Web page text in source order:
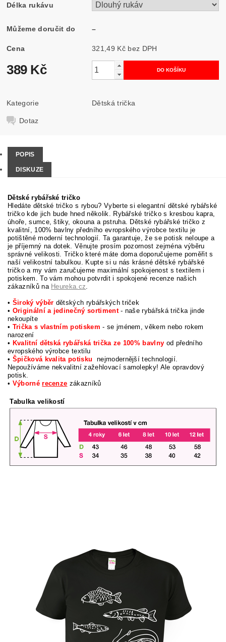
Délka rukávu
Můžeme doručit do –
Cena 321,49 Kč bez DPH
389 Kč
Kategorie Dětská trička
Dotaz
POPIS
DISKUZE
Dětské rybářské tričko
Hledáte dětské tričko s rybou? Vyberte si elegantní dětské rybářské
tričko kde jich bude hned několik. Rybářské tričko s kresbou kapra,
úhoře, sumce, štiky, okouna a pstruha. Dětské rybářské tričko z
kvalitní, 100% bavlny předního evropského výrobce textilu je
potištěné moderní technologií. Ta garantuje, že se potisk neloupe a
je příjemný na dotek. Věnujte prosím pozornost zejména výběru
správné velikosti. Tričko které máte doma doporučujeme poměřit s
naší velikostní tabulkou. Kupte si u nás krásné dětské rybářské
tričko a my vám zaručujeme maximální spokojenost s textilem i
potiskem. To vám mohou potvrdit i spokojené recenze našich
zákazníků na Heureka.cz.
• Široký výběr dětských rybářských triček
• Originální a jedinečný sortiment- naše rybářská trička jinde
nekoupíte
• Trička s vlastním potiskem- se jménem, věkem nebo rokem
narození
• Kvalitní dětská rybářská trička ze 100% bavlny od předního
evropského výrobce textilu
• Špičková kvalita potisku
nejmodernější technologií.
Nepoužíváme nekvalitní zažehlovací samolepky! Ale opravdový
potisk.
• Výbornérecenze zákazníků
Tabulka velikostí